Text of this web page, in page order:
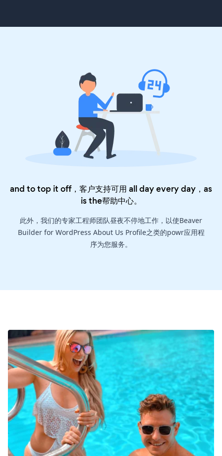
and to top it off，客户支持可用 all day every day，as
is the帮助中心。
此外，我们的专家工程师团队昼夜不停地工作，以使Beaver
Builder for WordPress About Us Profile之类的powr应用程
序为您服务。